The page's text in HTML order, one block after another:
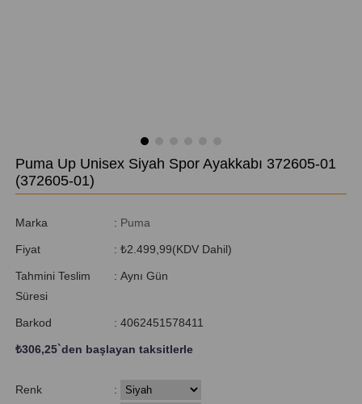
Puma Up Unisex Siyah Spor Ayakkabı 372605-01
(372605-01)
Marka : Puma
Fiyat : ₺2.499,99(KDV Dahil)
Tahmini Teslim
Süresi
: Aynı Gün
Barkod : 4062451578411
₺306,25`den başlayan taksitlerle
Renk
: